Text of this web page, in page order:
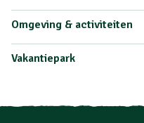
Omgeving & activiteiten
Vakantiepark